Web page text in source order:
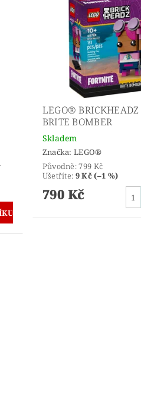
LEGO®
BRITE BOMBER
Skladem
Značka:LEGO®
Původně:799 Kč
Ušetříte: 9 Kč (–1 %)
790 Kč